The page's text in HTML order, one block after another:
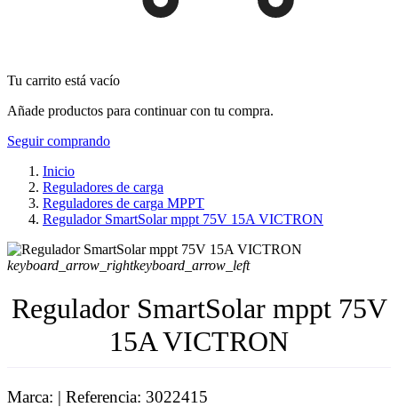
Tu carrito está vacío
Añade productos para continuar con tu compra.
Seguir comprando
Inicio
Reguladores de carga
Reguladores de carga MPPT
Regulador SmartSolar mppt 75V 15A VICTRON
keyboard_arrow_rightkeyboard_arrow_left
Regulador SmartSolar mppt 75V
15A VICTRON
Marca: | Referencia: 3022415